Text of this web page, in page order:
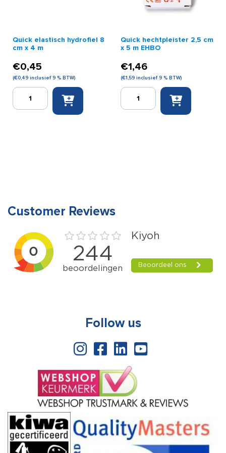
Quick elastisch hydrofiel 8
cm x 4 m
€0,45
(€0,49 inclusief 9 % BTW)
Quick
elastisch
Quick hechtpleister 2,5 cm
x 5 m EHBO
€1,46
(€1,59 inclusief 9 % BTW)
Quick
hechtpleister
Customer Reviews
Follow us